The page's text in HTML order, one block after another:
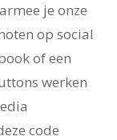
je onze
op social
of een
werken
code